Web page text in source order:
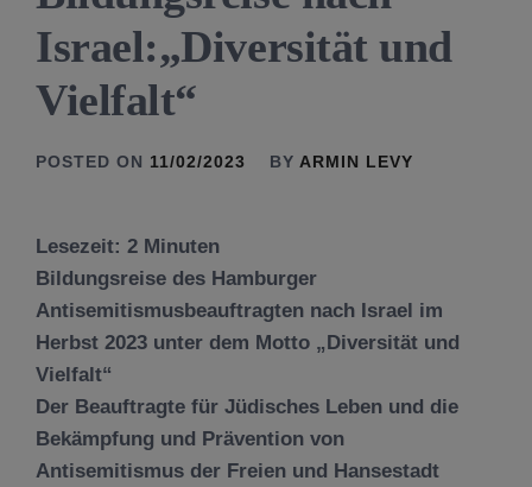
Israel:„Diversität und
Vielfalt“
POSTED ON 11/02/2023 BY ARMIN LEVY
Lesezeit: 2 Minuten
Bildungsreise des Hamburger
Antisemitismusbeauftragten nach Israel im
Herbst 2023 unter dem Motto „Diversität und
Vielfalt“
Der Beauftragte für Jüdisches Leben und die
Bekämpfung und Prävention von
Antisemitismus der Freien und Hansestadt